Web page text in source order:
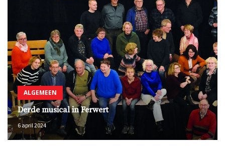
ALGEMEEN
Derde musical in Ferwert
6 april 2024